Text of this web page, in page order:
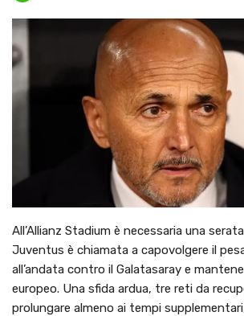
All’Allianz Stadium è necessaria una
Juventus è chiamata a capovolgere il
all’andata contro il Galatasaray e
europeo. Una sfida ardua, tre reti da
prolungare almeno ai tempi